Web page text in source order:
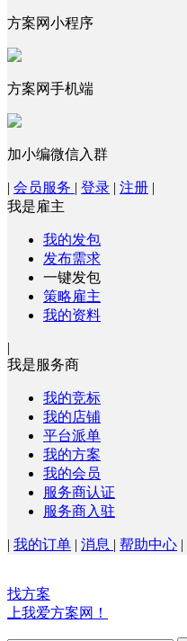
方案网小程序
方案网手机端
加小编微信入群
| 会员服务 | 登录 | 注册 |
我是雇主
我的发包
发布需求
一键发包
策略雇主
我的资料
|
我是服务商
我的竞标
我的店铺
平台派单
我的方案
我的会员
服务商认证
服务商入驻
| 我的订单 | 消息 | 帮助中心 |
找方案
上我爱方案网！